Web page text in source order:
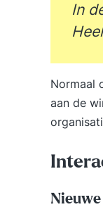
In
Normaal
aan de